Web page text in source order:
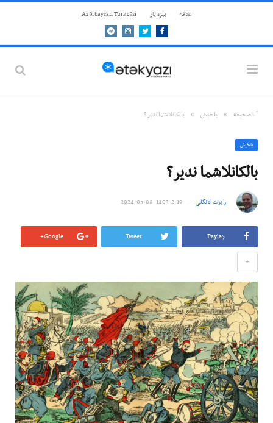
علاقه بيزه ياز Azərbaycan Türkcəsi
Facebook
Twitter
Instagram
Telegram
آنا صحيفه » باخيش » بالکانلاشما ندیر؟
باخيش
بالکانلاشما ندیر؟
رابرت لانگلی 19-2-1403 08-05-2024
Paylaş
Tweet
Google+
+